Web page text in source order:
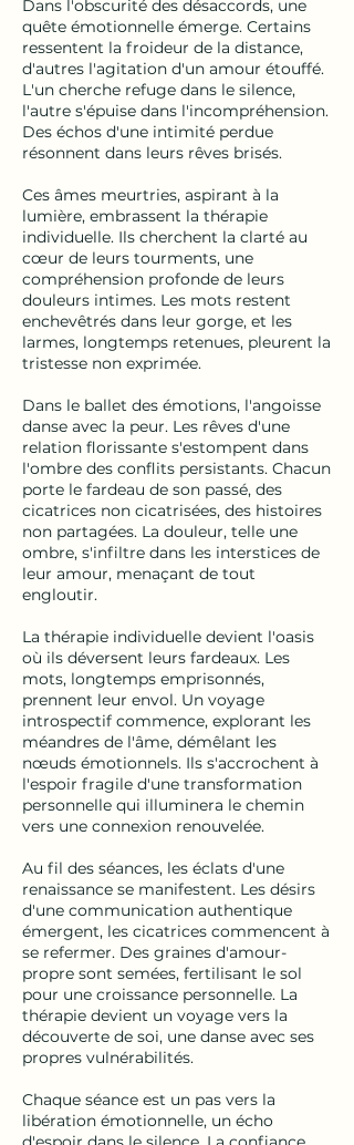
Dans l'obscurité des désaccords, une
quête émotionnelle émerge. Certains
ressentent la froideur de la distance,
d'autres l'agitation d'un amour étouffé.
L'un cherche refuge dans le silence,
l'autre s'épuise dans l'incompréhension.
Des échos d'une intimité perdue
résonnent dans leurs rêves brisés.
Ces âmes meurtries, aspirant à la
lumière, embrassent la thérapie
individuelle. Ils cherchent la clarté au
cœur de leurs tourments, une
compréhension profonde de leurs
douleurs intimes. Les mots restent
enchevêtrés dans leur gorge, et les
larmes, longtemps retenues, pleurent la
tristesse non exprimée.
Dans le ballet des émotions, l'angoisse
danse avec la peur. Les rêves d'une
relation florissante s'estompent dans
l'ombre des conflits persistants. Chacun
porte le fardeau de son passé, des
cicatrices non cicatrisées, des histoires
non partagées. La douleur, telle une
ombre, s'infiltre dans les interstices de
leur amour, menaçant de tout
engloutir.
La thérapie individuelle devient l'oasis
où ils déversent leurs fardeaux. Les
mots, longtemps emprisonnés,
prennent leur envol. Un voyage
introspectif commence, explorant les
méandres de l'âme, démêlant les
nœuds émotionnels. Ils s'accrochent à
l'espoir fragile d'une transformation
personnelle qui illuminera le chemin
vers une connexion renouvelée.
Au fil des séances, les éclats d'une
renaissance se manifestent. Les désirs
d'une communication authentique
émergent, les cicatrices commencent à
se refermer. Des graines d'amour-
propre sont semées, fertilisant le sol
pour une croissance personnelle. La
thérapie devient un voyage vers la
découverte de soi, une danse avec ses
propres vulnérabilités.
Chaque séance est un pas vers la
libération émotionnelle, un écho